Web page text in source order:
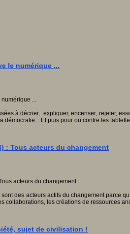
le numérique ...
à décrier, expliquer, encenser, rejeter,
démocratie…Et puis pour ou contre les
: Tous acteurs du changement
des acteurs actifs du changement parce
collaborations, les créations de ressources
sujet de civilisation !